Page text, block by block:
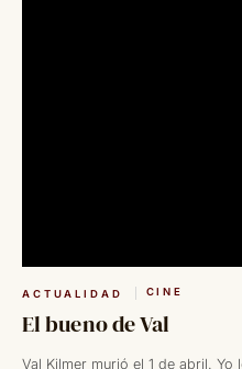
ACTUALIDAD CINE
El bueno de Val
Val Kilmer murió el 1 de abril. Yo